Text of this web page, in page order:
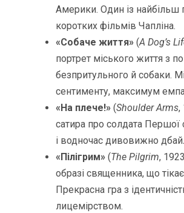
Америки. Один із найбільш
коротких фільмів Чапліна.
«Собаче життя» (A Dog’s
портрет міського життя з
безпритульного й собаки.
сентименту, максимум
«На плече!» (Shoulder Arms,
сатира про солдата Першої
і водночас дивовижно
«Пілігрим» (The Pilgrim,
образі священника, що тікає
Прекрасна гра з
лицемірством.